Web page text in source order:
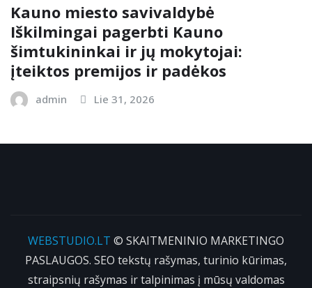
Kauno miesto savivaldybė
Iškilmingai pagerbti Kauno
šimtukininkai ir jų mokytojai:
įteiktos premijos ir padėkos
admin Lie 31, 2026
WEBSTUDIO.LT © SKAITMENINIO MARKETINGO
PASLAUGOS. SEO tekstų rašymas, turinio kūrimas,
straipsnių rašymas ir talpinimas į mūsų valdomas